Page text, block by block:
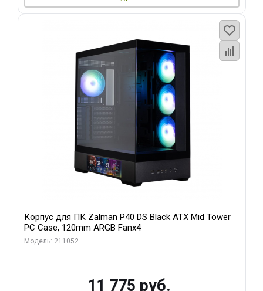
Корпус для ПК Zalman P40 DS Black ATX Mid Tower
PC Case, 120mm ARGB Fanx4
Модель: 211052
11 775 руб.